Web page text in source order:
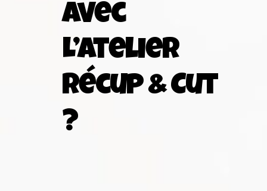
Avec
L’Atelier
Récup & Cut
?